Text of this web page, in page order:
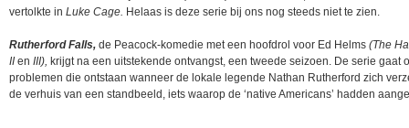
vertolkte in Luke Cage. Helaas is deze serie bij ons nog steeds niet te zien.
Rutherford Falls, de Peacock-komedie met een hoofdrol voor Ed Helms (The
II en III), krijgt na een uitstekende ontvangst, een tweede seizoen. De serie gaat
problemen die ontstaan wanneer de lokale legende Nathan Rutherford zich
de verhuis van een standbeeld, iets waarop de ‘native Americans’ hadden